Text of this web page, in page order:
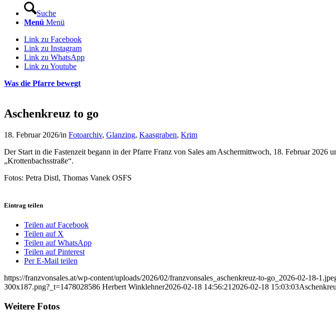
Suche
Menü Menü
Link zu Facebook
Link zu Instagram
Link zu WhatsApp
Link zu Youtube
Was die Pfarre bewegt
Aschenkreuz to go
18. Februar 2026/in Fotoarchiv, Glanzing, Kaasgraben, Krim
Der Start in die Fastenzeit begann in der Pfarre Franz von Sales am Aschermittwoch, 18. Februar
„Krottenbachsstraße“.
Fotos: Petra Distl, Thomas Vanek OSFS
Eintrag teilen
Teilen auf Facebook
Teilen auf X
Teilen auf WhatsApp
Teilen auf Pinterest
Per E-Mail teilen
https://franzvonsales.at/wp-content/uploads/2026/02/franzvonsales_aschenkreuz-to-go_2026-02-18-
300x187.png?_t=1478028586 Herbert Winklehner2026-02-18 14:56:21 2026-02-18 15:03:03
Weitere Fotos